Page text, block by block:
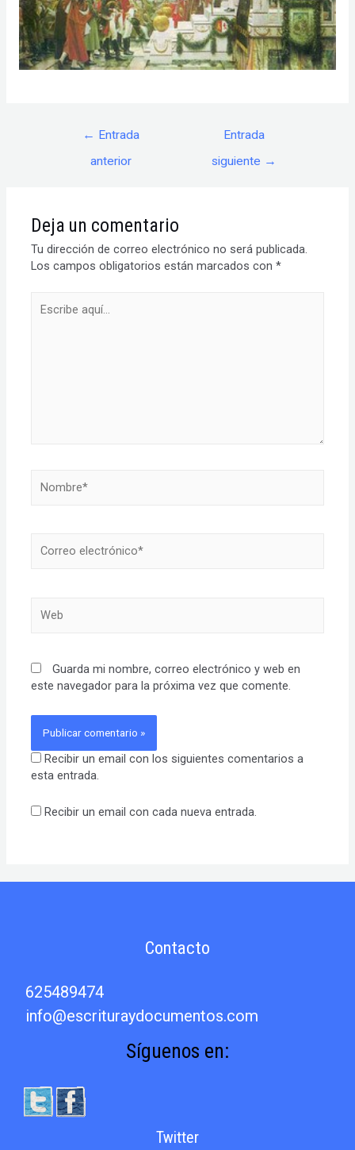
Navegación
← Entrada
anterior
Entrada
siguiente →
Deja un comentario
Tu dirección de correo electrónico no será publicada.
Los campos obligatorios están marcados con*
aquí...
electrónico*
Guarda mi nombre, correo electrónico y web en
este navegador para la próxima vez que comente.
Recibir un email con los siguientes comentarios a
esta entrada.
Recibir un email con cada nueva entrada.
Contacto
625489474
info@escrituraydocumentos.com
Síguenos en:
Twitter